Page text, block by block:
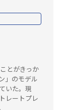
とがきっか
」のモデル
いた。現
レートプレ